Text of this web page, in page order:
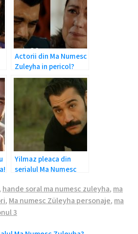
Actorii din Ma Numesc
Zuleyha in pericol?
Yilmaz pleaca din
serialul Ma Numesc
, hande soral ma numesc zuleyha, ma
, Ma numesc Züleyha personaje, ma
3